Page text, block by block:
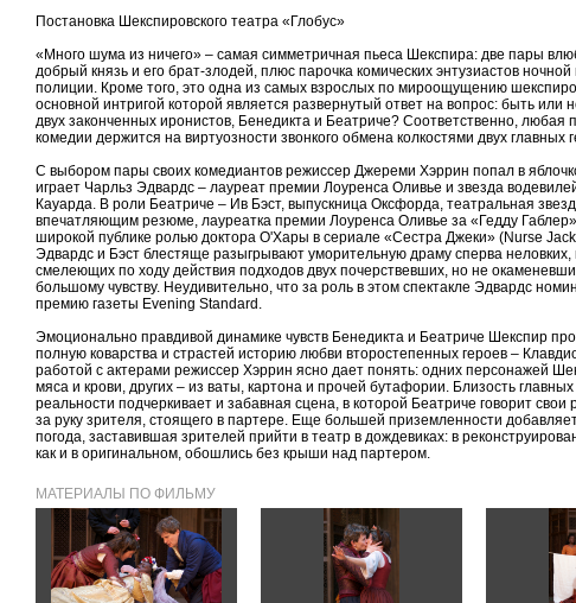
Постановка Шекспировского театра «Глобус»
«Много шума из ничего» – самая симметричная пьеса Шекспира: две пары
добрый князь и его брат-злодей, плюс парочка комических энтузиастов ночной
полиции. Кроме того, это одна из самых взрослых по мироощущению
основной интригой которой является развернутый ответ на вопрос: быть или
двух законченных иронистов, Бенедикта и Беатриче? Соответственно, любая
комедии держится на виртуозности звонкого обмена колкостями двух главных
С выбором пары своих комедиантов режиссер Джереми Хэррин попал в
играет Чарльз Эдвардс – лауреат премии Лоуренса Оливье и звезда
Кауарда. В роли Беатриче – Ив Бэст, выпускница Оксфорда, театральная
впечатляющим резюме, лауреатка премии Лоуренса Оливье за «Гедду
широкой публике ролью доктора О'Хары в сериале «Сестра Джеки» (Nurse
Эдвардс и Бэст блестяще разыгрывают уморительную драму сперва неловких,
смелеющих по ходу действия подходов двух почерствевших, но не
большому чувству. Неудивительно, что за роль в этом спектакле Эдвардс
премию газеты Evening Standard.
Эмоционально правдивой динамике чувств Бенедикта и Беатриче Шекспир
полную коварства и страстей историю любви второстепенных героев –
работой с актерами режиссер Хэррин ясно дает понять: одних персонажей
мяса и крови, других – из ваты, картона и прочей бутафории. Близость главных
реальности подчеркивает и забавная сцена, в которой Беатриче говорит свои
за руку зрителя, стоящего в партере. Еще большей приземленности
погода, заставившая зрителей прийти в театр в дождевиках: в
как и в оригинальном, обошлись без крыши над партером.
МАТЕРИАЛЫ ПО ФИЛЬМУ